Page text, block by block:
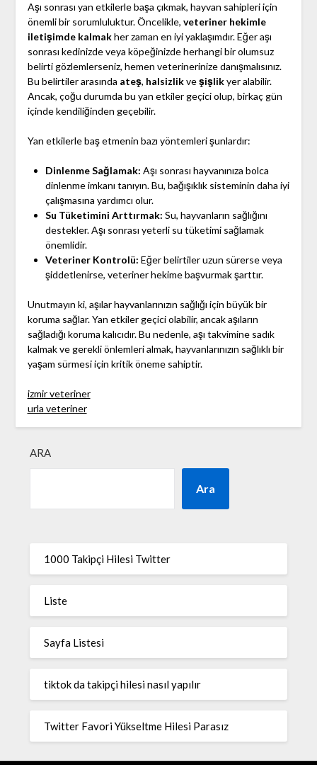
Aşı sonrası yan etkilerle başa çıkmak, hayvan sahipleri için
önemli bir sorumluluktur. Öncelikle, veteriner hekimle
iletişimde kalmakher zaman en iyi yaklaşımdır. Eğer aşı
sonrası kedinizde veya köpeğinizde herhangi bir olumsuz
belirti gözlemlerseniz, hemen veterinerinize danışmalısınız.
Bu belirtiler arasında ateş, halsizlikveşişlikyer alabilir.
Ancak, çoğu durumda bu yan etkiler geçici olup, birkaç gün
içinde kendiliğinden geçebilir.
Yan etkilerle baş etmenin bazı yöntemleri şunlardır:
Dinlenme Sağlamak: Aşı sonrası hayvanınıza bolca
dinlenme imkanı tanıyın. Bu, bağışıklık sisteminin daha iyi
çalışmasına yardımcı olur.
Su Tüketimini Arttırmak: Su, hayvanların sağlığını
destekler. Aşı sonrası yeterli su tüketimi sağlamak
önemlidir.
Veteriner Kontrolü: Eğer belirtiler uzun sürerse veya
şiddetlenirse, veteriner hekime başvurmak şarttır.
Unutmayın ki, aşılar hayvanlarınızın sağlığı için büyük bir
koruma sağlar. Yan etkiler geçici olabilir, ancak aşıların
sağladığı koruma kalıcıdır. Bu nedenle, aşı takvimine sadık
kalmak ve gerekli önlemleri almak, hayvanlarınızın sağlıklı bir
yaşam sürmesi için kritik öneme sahiptir.
izmir veteriner
urla veteriner
ARA
Ara
1000 Takipçi Hilesi Twitter
Liste
Sayfa Listesi
tiktok da takipçi hilesi nasıl yapılır
Twitter Favori Yükseltme Hilesi Parasız